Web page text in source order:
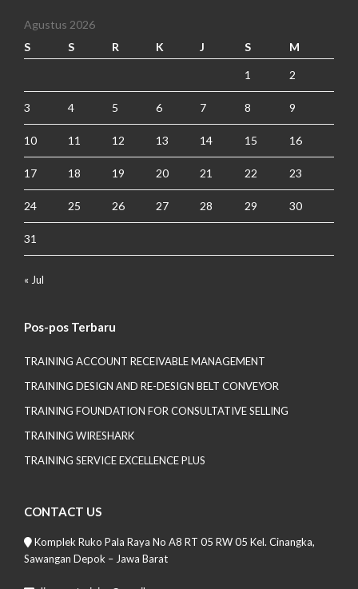
Agustus 2026
S
S R K J S M
1 2
3 4 5 6 7 8 9
10 11 12 13 14 15 16
17 18 19 20 21 22 23
24 25 26 27 28 29 30
31
« Jul
Pos-pos Terbaru
TRAINING ACCOUNT RECEIVABLE MANAGEMENT
TRAINING DESIGN AND RE-DESIGN BELT CONVEYOR
TRAINING FOUNDATION FOR CONSULTATIVE SELLING
TRAINING WIRESHARK
TRAINING SERVICE EXCELLENCE PLUS
CONTACT US
Komplek Ruko Pala Raya No A8 RT 05 RW 05 Kel. Cinangka,
Sawangan Depok – Jawa Barat